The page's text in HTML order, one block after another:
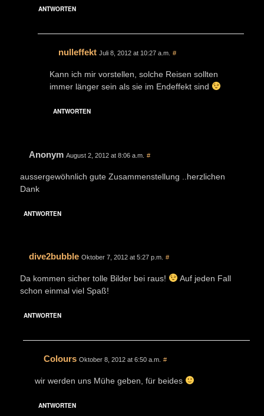
ANTWORTEN
nulleffekt Juli 8, 2012 at 10:27 a.m. #
Kann ich mir vorstellen, solche Reisen sollten
immer länger sein als sie im Endeffekt sind
ANTWORTEN
Anonym August 2, 2012 at 8:06 a.m. #
aussergewöhnlich gute Zusammenstellung ..herzlichen
Dank
ANTWORTEN
dive2bubble Oktober 7, 2012 at 5:27 p.m. #
Da kommen sicher tolle Bilder bei raus!
Auf jeden Fall
schon einmal viel Spaß!
ANTWORTEN
Colours Oktober 8, 2012 at 6:50 a.m. #
wir werden uns Mühe geben, für beides
ANTWORTEN